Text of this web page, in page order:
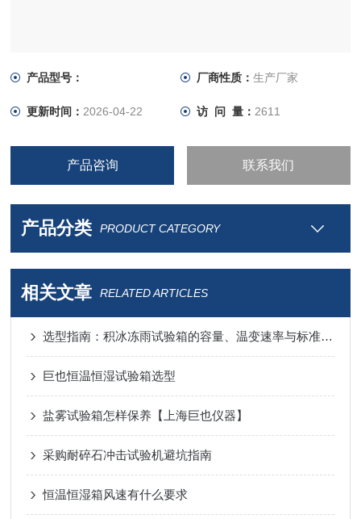
产品型号： 厂商性质： 生产厂家
更新时间： 2026-04-22 访 问 量： 2611
产品咨询 联系我们
产品分类 PRODUCT CATEGORY
相关文章 RELATED ARTICLES
选型指南：积冰冻雨试验箱的容量、温变速率与标准符合性
巨也恒温恒湿试验箱选型
盐雾试验箱怎样保养【上海巨也仪器】
采购耐碎石冲击试验机避坑指南
恒温恒湿箱风速有什么要求